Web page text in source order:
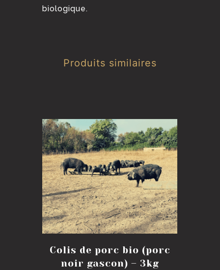
biologique.
Produits similaires
Colis de porc bio (porc
noir gascon) – 3kg